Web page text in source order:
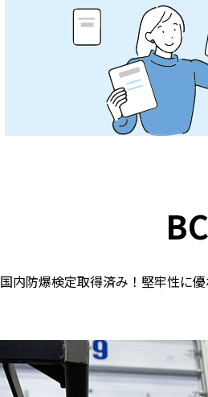
国内防爆検定取得済み！堅牢性に